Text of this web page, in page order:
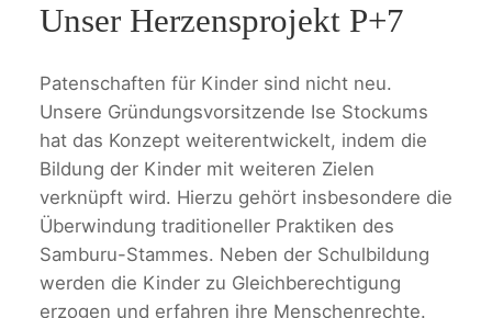
Unser Herzensprojekt P+7
Patenschaften für Kinder sind nicht neu.
Unsere Gründungsvorsitzende Ise Stockums
hat das Konzept weiterentwickelt, indem die
Bildung der Kinder mit weiteren Zielen
verknüpft wird. Hierzu gehört insbesondere die
Überwindung traditioneller Praktiken des
Samburu-Stammes. Neben der Schulbildung
werden die Kinder zu Gleichberechtigung
erzogen und erfahren ihre Menschenrechte.